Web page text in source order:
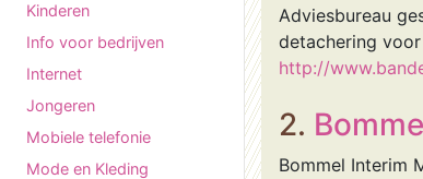
Kinderen
Info voor bedrijven
Internet
Jongeren
Mobiele telefonie
Mode en Kleding
Adviesbureau
detachering
http://
2.
Bommel Interim